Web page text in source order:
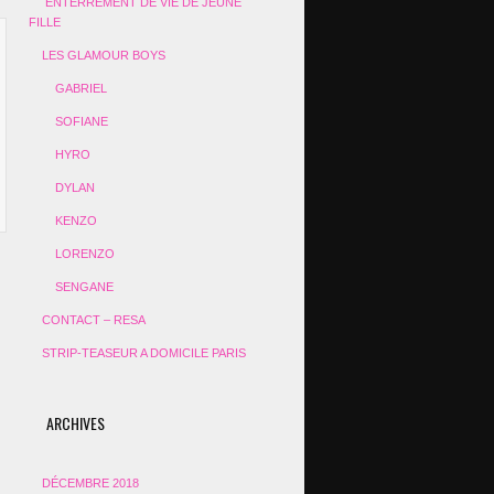
FILLE
LES GLAMOUR BOYS
GABRIEL
SOFIANE
HYRO
DYLAN
KENZO
LORENZO
SENGANE
CONTACT – RESA
STRIP-TEASEUR A DOMICILE PARIS
ARCHIVES
DÉCEMBRE 2018